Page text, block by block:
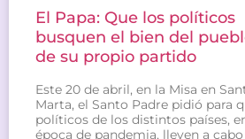
El Papa: Que los políticos
busquen el bien del
de su propio partido
Este 20 de abril, en la Misa en
Marta, el Santo Padre pidió para
políticos de los distintos países,
época de pandemia, lleven a